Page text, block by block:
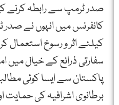
صدر ٹرمپ سے رابطہ
کانفرنس میں انہوں نے
کیلئے اثر و رسوخ استعمال
سفارتی ذرائع کے خیال میں
پاکستان سے ایسا کوئی
برطانوی اشرافیہ کی حمایت